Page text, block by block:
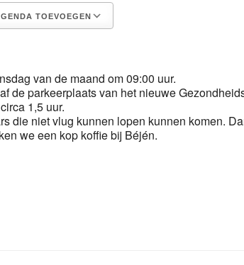
TOEVOEGEN
van de maand om 09:00 uur.
de parkeerplaats van het nieuwe
1,5 uur.
die niet vlug kunnen lopen kunnen komen.
we een kop koffie bij Béjén.